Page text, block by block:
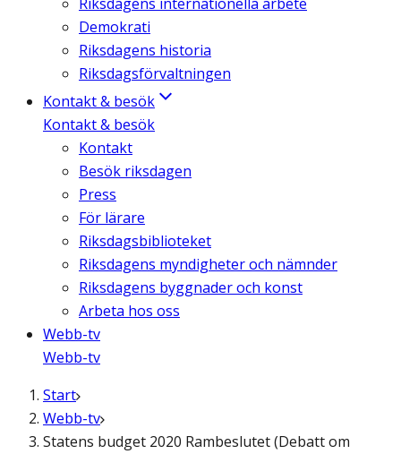
Demokrati
Riksdagens historia
Riksdagsförvaltningen
Kontakt & besök
Kontakt & besök
Kontakt
Besök riksdagen
Press
För lärare
Riksdagsbiblioteket
Riksdagens myndigheter och nämnder
Riksdagens byggnader och konst
Arbeta hos oss
Webb-tv
Webb-tv
Start
Webb-tv
Statens budget 2020 Rambeslutet (Debatt om